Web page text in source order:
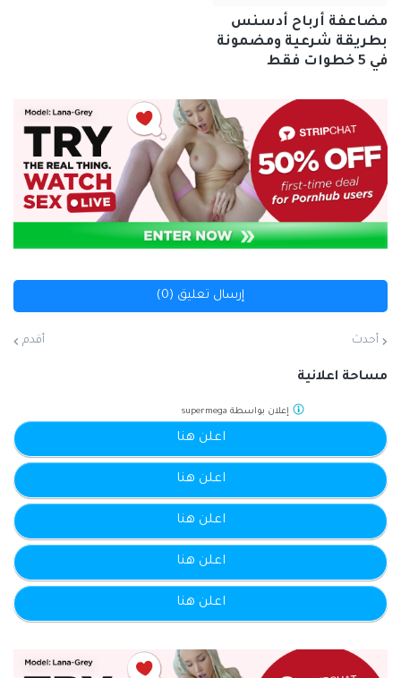
مضاعفة أرباح أدسنس
بطريقة شرعية ومضمونة
في 5 خطوات فقط
إرسال تعليق (0)
أحدث أقدم
مساحة اعلانية
اعلن هنا
اعلن هنا
اعلن هنا
اعلن هنا
اعلن هنا
إعلان بواسطة supermega